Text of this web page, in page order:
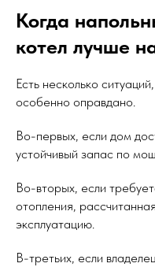
Когда
котел лучше
Есть несколько
особенно оправдано.
Во-первых, если дом
устойчивый запас по
Во-вторых, если
отопления,
эксплуатацию.
В-третьих, если